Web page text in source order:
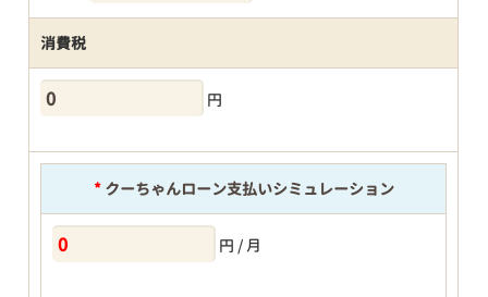
消費税
円
*クーちゃんローン支払いシミュレーション
円 / 月